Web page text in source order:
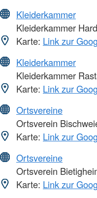
Kleiderkammer
Kleiderkammer
Karte: Link zur
Kleiderkammer
Kleiderkammer
Karte: Link zur
Ortsvereine
Ortsverein
Karte: Link zur
Ortsvereine
Ortsverein
Karte: Link zur